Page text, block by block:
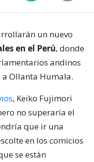
un nuevo
en el Perú, donde
andinos
Ollanta Humala.
, Keiko Fujimori
no superaría el
que ir una
en los comicios
se están